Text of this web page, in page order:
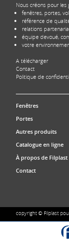
Nous créons pour les
fenêtres, portes,
référence de
relations
équipe devoué,
votre
A télécharger
Contact
Politique de
Fenêtres
Portes
Autres produits
Catalogue en ligne
À propos de Filplast
Contact
copyright © Filplast